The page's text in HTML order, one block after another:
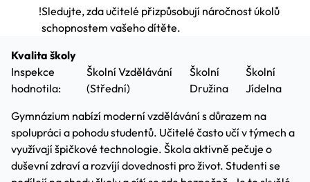
!Sledujte, zda učitelé přizpůsobují náročnost úkolů
schopnostem vašeho dítěte.
Kvalita školy
Inspekce
hodnotila:
Školní Vzdělávání
(Střední)
Školní
Družina
Školní
Jídelna
Gymnázium nabízí moderní vzdělávání s důrazem na
spolupráci a pohodu studentů. Učitelé často učí v týmech a
využívají špičkové technologie. Škola aktivně pečuje o
duševní zdraví a rozvíjí dovednosti pro život. Studenti se